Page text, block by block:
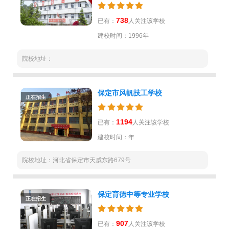
已有： 738人关注该学校
建校时间：1996年
院校地址：
正在招生
保定市风帆技工学校
已有： 1194人关注该学校
建校时间：年
院校地址：河北省保定市天威东路679号
正在招生
保定育德中等专业学校
已有： 907人关注该学校